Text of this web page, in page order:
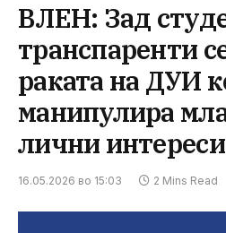
ВЛЕН: Зад
транспаренти
раката на ДУИ
манипулира
лични интереси
16.05.2026 во 15:03 2 Mins Read